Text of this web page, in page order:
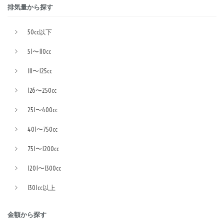
排気量から探す
50cc以下
51〜110cc
111〜125cc
126〜250cc
251〜400cc
401〜750cc
751〜1200cc
1201〜1300cc
1301cc以上
金額から探す